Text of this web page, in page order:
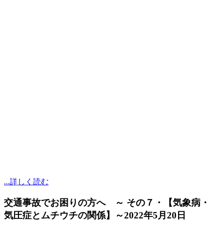
...詳しく読む
交通事故でお困りの方へ ～ その７・【気象病・
気圧症とムチウチの関係】～2022年5月20日